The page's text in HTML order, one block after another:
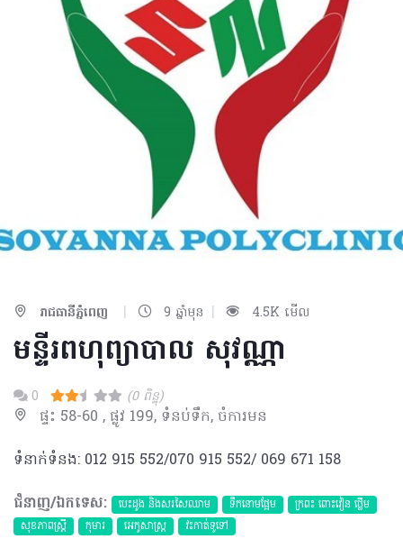
រាជធានីភ្នំពេញ | 9 ឆ្នាំមុន | 4.5K មើល
មន្ទីរពហុព្យាបាល​ សុវណ្ណា
0 (0 ពិន្ទុ)
ផ្ទះ 58-60 , ផ្លូវ 199, ទំនប់ទឹក, ចំការមន
ទំនាក់ទំនង: 012 915 552/070 915 552/ 069 671 158
ជំនាញ/ឯកទេស:
បេះដូង​ និងសរសៃឈាម ទឹកនោមផ្អែម
ក្រពះ ពោះវៀន ថ្លើម
សុខភាពស្រ្តី
កុមារ អេកូសាស្រ្ត វះកាត់ទូទៅ